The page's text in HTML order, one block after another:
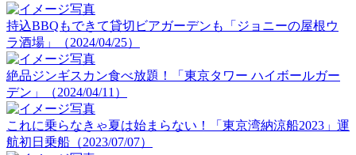
持込BBQもできて貸切ビアガーデンも「ジョニーの屋根ウ
ラ酒場」（2024/04/25）
絶品ジンギスカン食べ放題！「東京タワー ハイボールガー
デン」（2024/04/11）
これに乗らなきゃ夏は始まらない！「東京湾納涼船2023」運
航初日乗船（2023/07/07）